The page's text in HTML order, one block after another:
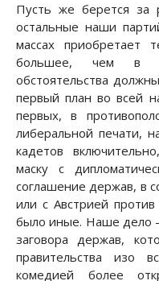
Пусть же берется за
остальные наши
массах приобретает
большее, чем в
обстоятельства
первый план во всей
первых, в
либеральной печати,
кадетов
маску с
соглашение держав, в
или с Австрией
было иные. Наше дело
заговора держав,
правительства изо
комедией более